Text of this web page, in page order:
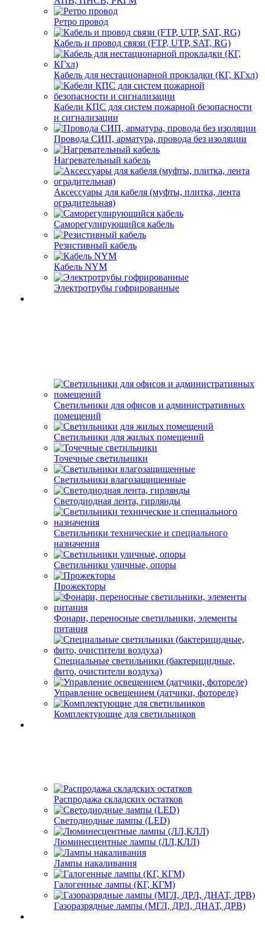
Ретро провод
Кабель и провод связи (FTP, UTP, SAT, RG)
Кабель для нестационарной прокладки (КГ, КГхл)
Кабели КПС для систем пожарной безопасности
и сигнализации
Провода СИП, арматура, провода без изоляции
Нагревательный кабель
Аксессуары для кабеля (муфты, плитка, лента
оградительная)
Саморегулирующийся кабель
Резистивный кабель
Кабель NYM
Электротрубы гофрированные
Светильники для офисов и административных
помещений
Светильники для жилых помещений
Точечные светильники
Светильники влагозащищенные
Светодиодная лента, гирлянды
Светильники технические и специального
назначения
Светильники уличные, опоры
Прожекторы
Фонари, переносные светильники, элементы
питания
Специальные светильники (бактерицидные,
фито, очистители воздуха)
Управление освещением (датчики, фотореле)
Комплектующие для светильников
Распродажа складских остатков
Светодиодные лампы (LED)
Люминесцентные лампы (ЛЛ,КЛЛ)
Лампы накаливания
Галогенные лампы (КГ, КГМ)
Газоразрядные лампы (МГЛ, ДРЛ, ДНАТ, ДРВ)